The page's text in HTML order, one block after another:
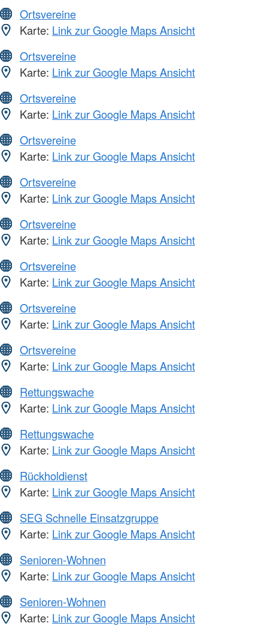
Ortsvereine
Karte: Link zur Google Maps Ansicht
Ortsvereine
Karte: Link zur Google Maps Ansicht
Ortsvereine
Karte: Link zur Google Maps Ansicht
Ortsvereine
Karte: Link zur Google Maps Ansicht
Ortsvereine
Karte: Link zur Google Maps Ansicht
Ortsvereine
Karte: Link zur Google Maps Ansicht
Ortsvereine
Karte: Link zur Google Maps Ansicht
Ortsvereine
Karte: Link zur Google Maps Ansicht
Ortsvereine
Karte: Link zur Google Maps Ansicht
Rettungswache
Karte: Link zur Google Maps Ansicht
Rettungswache
Karte: Link zur Google Maps Ansicht
Rückholdienst
Karte: Link zur Google Maps Ansicht
SEG Schnelle Einsatzgruppe
Karte: Link zur Google Maps Ansicht
Senioren-Wohnen
Karte: Link zur Google Maps Ansicht
Senioren-Wohnen
Karte: Link zur Google Maps Ansicht